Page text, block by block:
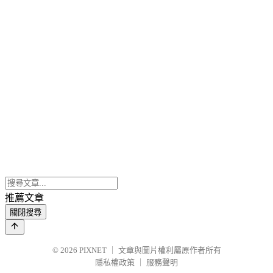
推薦文章
關閉搜尋
© 2026 PIXNET
文章與圖片權利屬原作者所有
隱私權政策
服務聲明